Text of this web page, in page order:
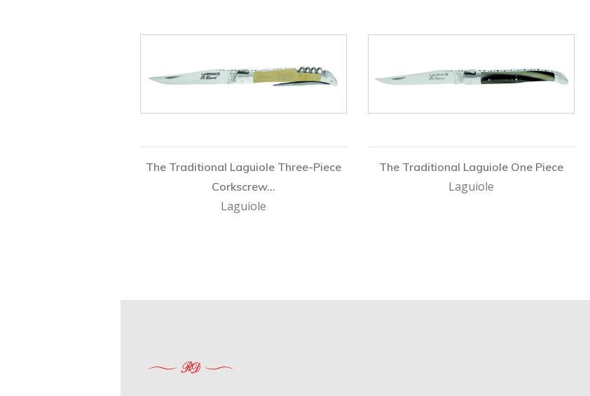
The Traditional Laguiole Three-Piece
Corkscrew...
Laguiole
The Traditional Laguiole One Piece
Laguiole